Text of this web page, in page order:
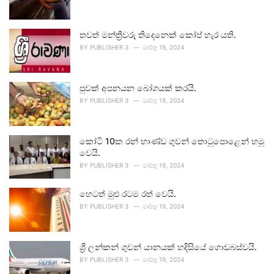
තවත් මන්ත්‍රීවරු තිදෙනෙක් කෝප් හැර යති.
BY PUBLISHER 3 මාර්තු 19, 2024
පුවක් අපනයන බෝගයක් කරයි.
BY PUBLISHER 3 මාර්තු 19, 2024
කෝටි 10ක රන් භාණ්ඩ ගුවන් තොටුපොළෙන් හමු
වෙයි.
BY PUBLISHER 3 මාර්තු 19, 2024
හෙටත් මුළු රටම රත් වෙයි.
BY PUBLISHER 3 මාර්තු 19, 2024
ශ්‍රී ලන්කන් ගුවන් යානයක් හදිසියේ ගොඩබස්වයි.
BY PUBLISHER 3 මාර්තු 19, 2024